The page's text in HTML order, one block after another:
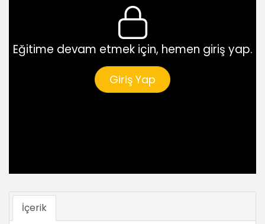
Eğitime devam etmek için, hemen giriş yap.
Giriş Yap
İçerik